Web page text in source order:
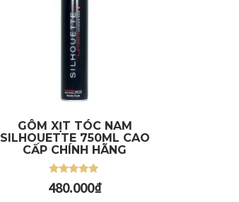
Thêm vào giỏ
GÔM XỊT TÓC NAM
SILHOUETTE 750ML CAO
CẤP CHÍNH HÃNG
Được xếp
hạng
480.000₫